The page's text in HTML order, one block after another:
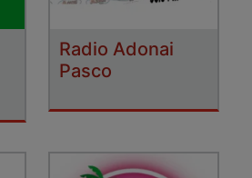
Radio Adonai
Pasco